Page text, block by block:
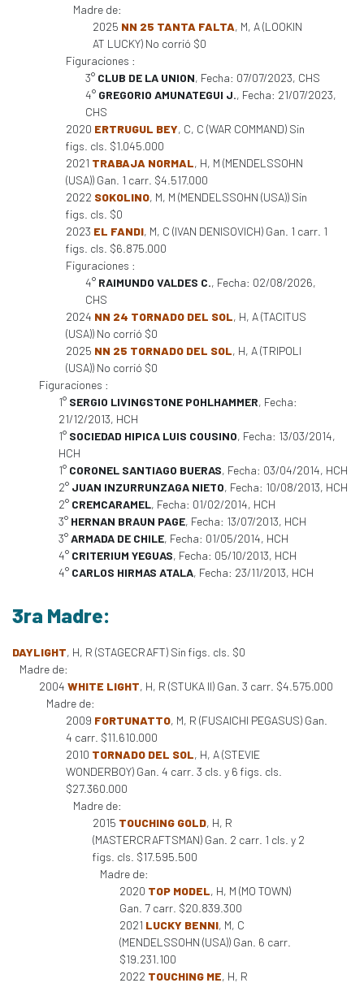
Madre de:
2025 NN 25 TANTA FALTA, M, A (LOOKIN
AT LUCKY) No corrió $0
Figuraciones :
3° CLUB DE LA UNION, Fecha: 07/07/2023, CHS
4° GREGORIO AMUNATEGUI J., Fecha: 21/07/2023,
CHS
2020 ERTRUGUL BEY, C, C (WAR COMMAND) Sin
figs. cls. $1.045.000
2021 TRABAJA NORMAL, H, M (MENDELSSOHN
(USA)) Gan. 1 carr. $4.517.000
2022 SOKOLINO, M, M (MENDELSSOHN (USA)) Sin
figs. cls. $0
2023 EL FANDI, M, C (IVAN DENISOVICH) Gan. 1 carr. 1
figs. cls. $6.875.000
Figuraciones :
4° RAIMUNDO VALDES C., Fecha: 02/08/2026,
CHS
2024 NN 24 TORNADO DEL SOL, H, A (TACITUS
(USA)) No corrió $0
2025 NN 25 TORNADO DEL SOL, H, A (TRIPOLI
(USA)) No corrió $0
Figuraciones :
1° SERGIO LIVINGSTONE POHLHAMMER, Fecha:
21/12/2013, HCH
1° SOCIEDAD HIPICA LUIS COUSINO, Fecha: 13/03/2014,
HCH
1° CORONEL SANTIAGO BUERAS, Fecha: 03/04/2014, HCH
2° JUAN INZURRUNZAGA NIETO, Fecha: 10/08/2013, HCH
2° CREMCARAMEL, Fecha: 01/02/2014, HCH
3° HERNAN BRAUN PAGE, Fecha: 13/07/2013, HCH
3°ARMADA DE CHILE, Fecha: 01/05/2014, HCH
4° CRITERIUM YEGUAS, Fecha: 05/10/2013, HCH
4° CARLOS HIRMAS ATALA, Fecha: 23/11/2013, HCH
3ra Madre:
DAYLIGHT, H, R (STAGECRAFT) Sin figs. cls. $0
Madre de:
2004 WHITE LIGHT, H, R (STUKA II) Gan. 3 carr. $4.575.000
Madre de:
2009 FORTUNATTO, M, R (FUSAICHI PEGASUS) Gan.
4 carr. $11.610.000
2010 TORNADO DEL SOL, H, A (STEVIE
WONDERBOY) Gan. 4 carr. 3 cls. y 6 figs. cls.
$27.360.000
Madre de:
2015 TOUCHING GOLD, H, R
(MASTERCRAFTSMAN) Gan. 2 carr. 1 cls. y 2
figs. cls. $17.595.500
Madre de:
2020 TOP MODEL, H, M (MO TOWN)
Gan. 7 carr. $20.839.300
2021 LUCKY BENNI, M, C
(MENDELSSOHN (USA)) Gan. 6 carr.
$19.231.100
2022 TOUCHING ME, H, R